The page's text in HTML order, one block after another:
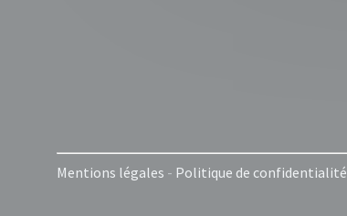
Mentions légales - Politique de confidentialité